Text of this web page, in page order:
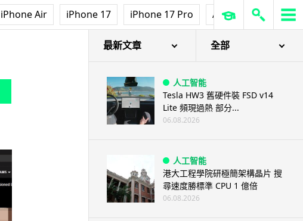
iPhone Air iPhone 17 iPhone 17 Pro AirPods Pro 3
最新文章 全部
人工智能
Tesla HW3 舊硬件裝 FSD v14
Lite 頻現過熱 部分...
06.08.2026
人工智能
港大工程學院研極簡架構晶片 搜
尋速度勝標準 CPU 1 億倍
06.08.2026